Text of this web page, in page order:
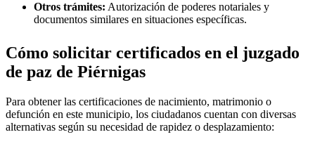
Otros trámites: Autorización de poderes notariales y
documentos similares en situaciones específicas.
Cómo solicitar certificados en el juzgado
de paz de Piérnigas
Para obtener las certificaciones de nacimiento, matrimonio o
defunción en este municipio, los ciudadanos cuentan con diversas
alternativas según su necesidad de rapidez o desplazamiento: